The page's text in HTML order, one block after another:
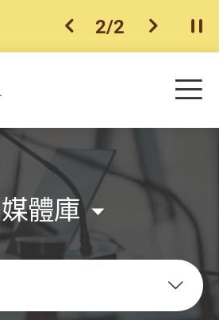
上一個
2/2 下一個開
目
體庫